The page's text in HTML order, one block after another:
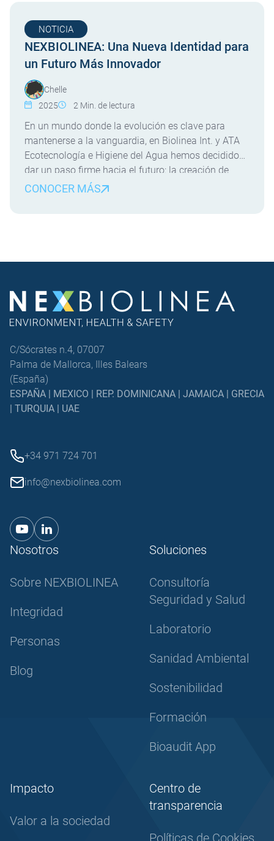
NEXBIOLINEA: Una Nueva Identidad para
un Futuro Más Innovador
NOTICIA
Chelle
2025
2 Min. de lectura
En un mundo donde la evolución es clave para
mantenerse a la vanguardia, en Biolinea Int. y ATA
Ecotecnología e Higiene del Agua hemos decidido
dar un paso firme hacia el futuro: la creación de
NEXBIOLINEA. Esta nueva identidad unificada
CONOCER MÁS
C/Sócrates n.4, 07007
Palma de Mallorca, Illes Balears
(España)
ESPAÑA | MEXICO | REP. DOMINICANA | JAMAICA | GRECIA
| TURQUIA | UAE
+34 971 724 701
info@nexbiolinea.com
Nosotros
Sobre NEXBIOLINEA
Integridad
Personas
Blog
Soluciones
Consultoría
Seguridad y Salud
Laboratorio
Sanidad Ambiental
Sostenibilidad
Formación
Bioaudit App
Impacto
Valor a la sociedad
Centro de
transparencia